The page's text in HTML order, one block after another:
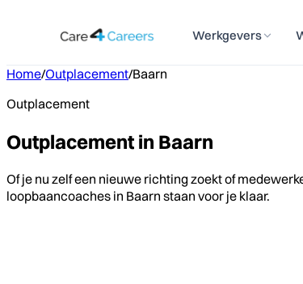
Werkgevers
Home/Outplacement/Baarn
Outplacement
Outplacement in Baarn
Of je nu zelf een nieuwe richting zoekt of
loopbaancoaches in Baarn staan voor je klaar.